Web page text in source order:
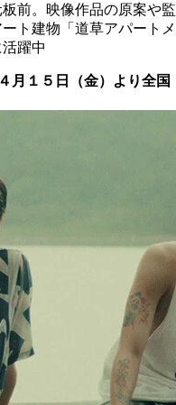
前。映像作品の原案や監
ト建物「道草アパートメ
躍中
月１５日（金）より全国